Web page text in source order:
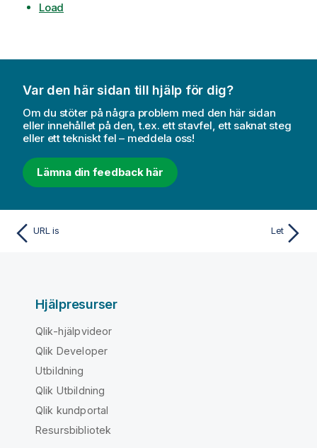
Load
Var den här sidan till hjälp för dig?
Om du stöter på några problem med den här sidan
eller innehållet på den, t.ex. ett stavfel, ett saknat steg
eller ett tekniskt fel – meddela oss!
Lämna din feedback här
URL is Let
Hjälpresurser
Qlik-hjälpvideor
Qlik Developer
Utbildning
Qlik Utbildning
Qlik kundportal
Resursbibliotek